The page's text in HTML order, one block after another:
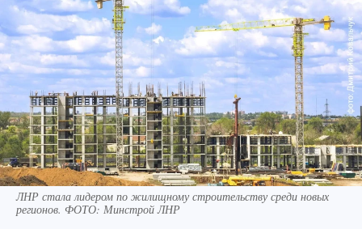
ЛНР стала лидером по жилищному строительству среди новых
регионов. ФОТО: Минстрой ЛНР